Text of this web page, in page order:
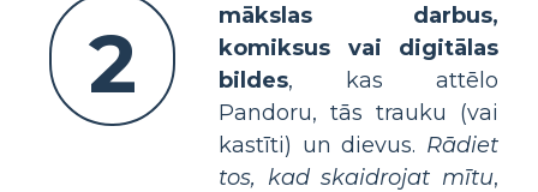
2
mākslas darbus,
komiksus vai digitālas
bildes, kas attēlo
Pandoru, tās trauku (vai
kastīti) un dievus. Rādiet
tos, kad skaidrojat mītu,